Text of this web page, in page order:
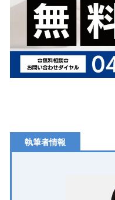
執筆者情報